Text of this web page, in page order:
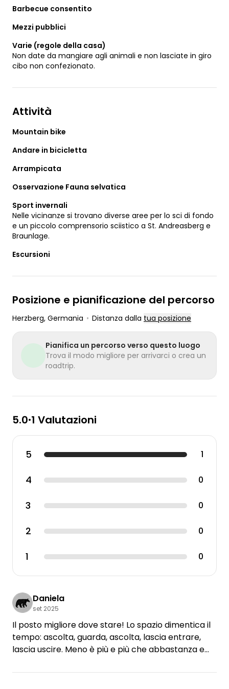
Barbecue consentito
Mezzi pubblici
Varie (regole della casa)
Non date da mangiare agli animali e non lasciate in giro
cibo non confezionato.
Attività
Mountain bike
Andare in bicicletta
Arrampicata
Osservazione Fauna selvatica
Sport invernali
Nelle vicinanze si trovano diverse aree per lo sci di fondo
e un piccolo comprensorio sciistico a St. Andreasberg e
Braunlage.
Escursioni
Posizione e pianificazione del percorso
Herzberg, Germania • Distanza dalla tua posizione
Pianifica un percorso verso questo luogo
Trova il modo migliore per arrivarci o crea un
roadtrip.
5.0•1 Valutazioni
5 1
4 0
3 0
2 0
1 0
Daniela
set 2025
Il posto migliore dove stare! Lo spazio dimentica il
tempo: ascolta, guarda, ascolta, lascia entrare,
lascia uscire. Meno è più e più che abbastanza e
meglio.